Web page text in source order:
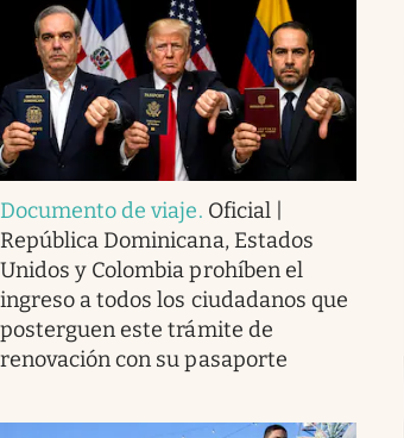
Documento de viaje. Oficial |
República Dominicana, Estados
Unidos y Colombia prohíben el
ingreso a todos los ciudadanos que
posterguen este trámite de
renovación con su pasaporte